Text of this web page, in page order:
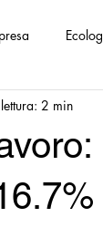
Positive
Positivo
2 min